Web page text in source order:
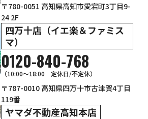
〒780-0051 高知県高知市愛宕町3丁目9-
24 2F
四万十店（イエ楽＆ファミス
マ）
0120-840-768
（10:00〜18:00 定休日/不定休）
〒787-0010 高知県四万十市古津賀4丁目
119番
ヤマダ不動産高知本店